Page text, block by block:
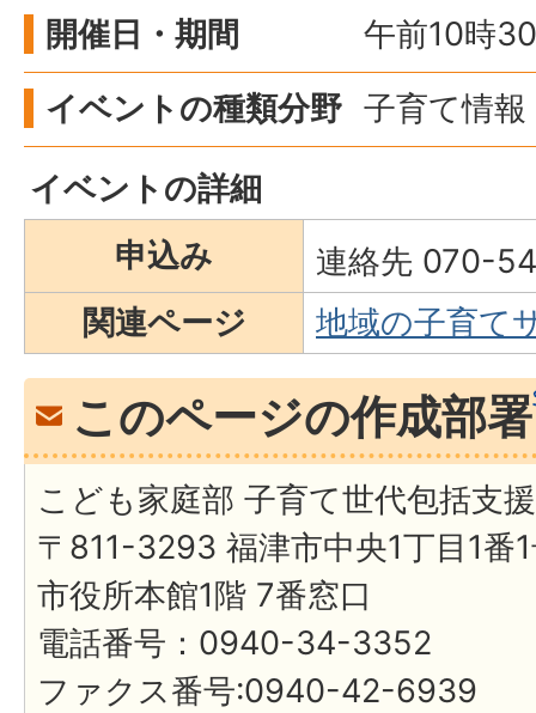
開催日・期間
午前10時
イベントの種類分野 子育て情
イベントの詳細
申込み
連絡先 070-
関連ページ
地域の子育て
このページの作成部署
こども家庭部 子育て世代包括支
〒811-3293 福津市中央1丁目1番
市役所本館1階 7番窓口
電話番号：0940-34-3352
ファクス番号:0940-42-6939